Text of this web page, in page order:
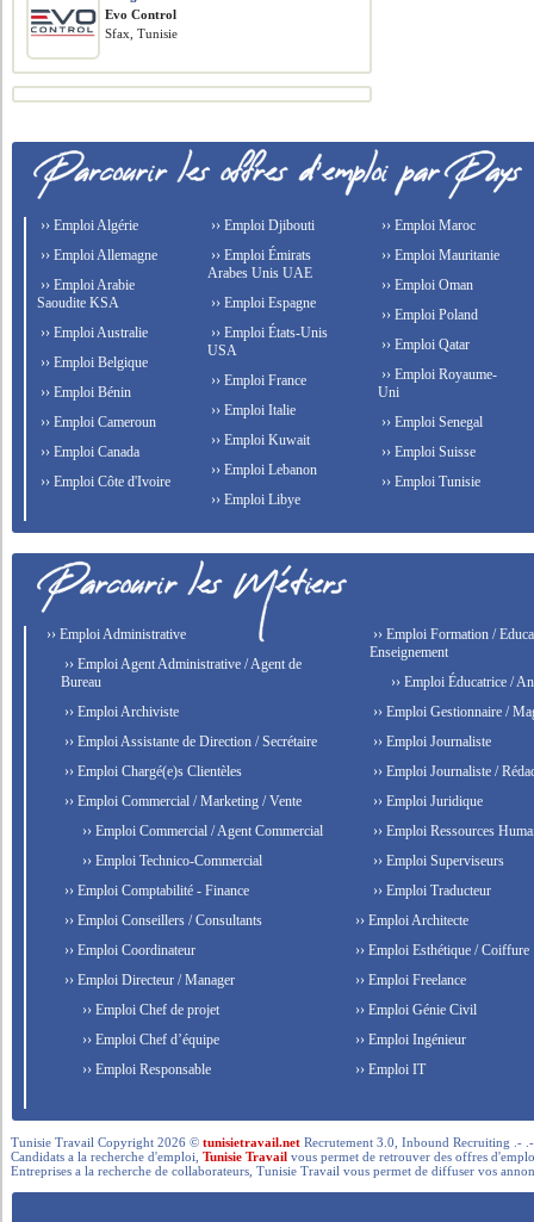
Evo Control
Sfax, Tunisie
›› Emploi Algérie
›› Emploi Allemagne
›› Emploi Arabie
Saoudite KSA
›› Emploi Australie
›› Emploi Belgique
›› Emploi Bénin
›› Emploi Cameroun
›› Emploi Canada
›› Emploi Côte d'Ivoire
›› Emploi Djibouti
›› Emploi Émirats
Arabes Unis UAE
›› Emploi Espagne
›› Emploi États-Unis
USA
›› Emploi France
›› Emploi Italie
›› Emploi Kuwait
›› Emploi Lebanon
›› Emploi Libye
›› Emploi Maroc
›› Emploi Mauritanie
›› Emploi Oman
›› Emploi Poland
›› Emploi Qatar
›› Emploi Royaume-
Uni
›› Emploi Senegal
›› Emploi Suisse
›› Emploi Tunisie
›› Emploi Administrative
›› Emploi Agent Administrative / Agent de
Bureau
›› Emploi Archiviste
›› Emploi Assistante de Direction / Secrétaire
›› Emploi Chargé(e)s Clientèles
›› Emploi Commercial / Marketing / Vente
›› Emploi Commercial / Agent Commercial
›› Emploi Technico-Commercial
›› Emploi Comptabilité - Finance
›› Emploi Conseillers / Consultants
›› Emploi Coordinateur
›› Emploi Directeur / Manager
›› Emploi Chef de projet
›› Emploi Chef d’équipe
›› Emploi Responsable
›› Emploi Formation /
Enseignement
›› Emploi Éducatrice /
›› Emploi Gestionnaire /
›› Emploi Journaliste
›› Emploi Journaliste /
›› Emploi Juridique
›› Emploi Ressources
›› Emploi Superviseurs
›› Emploi Traducteur
›› Emploi Architecte
›› Emploi Esthétique / Coiffure
›› Emploi Freelance
›› Emploi Génie Civil
›› Emploi Ingénieur
›› Emploi IT
Tunisie Travail Copyright 2026 ©tunisietravail.net Recrutement 3.0, Inbound Recruiting .-
Candidats a la recherche d'emploi,Tunisie Travail vous permet de retrouver des offres
Entreprises a la recherche de collaborateurs, Tunisie Travail vous permet de diffuser vos